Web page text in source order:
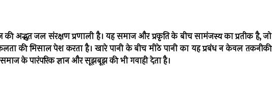
अद्भुत जल संरक्षण प्रणाली है। यह समाज और प्रकृति के बीच सामंजस्य का प्रतीक है, जो
की मिसाल पेश करता है। खारे पानी के बीच मीठे पानी का यह प्रबंध न केवल तकनीकी
के पारंपरिक ज्ञान और सूझबूझ की भी गवाही देता है।